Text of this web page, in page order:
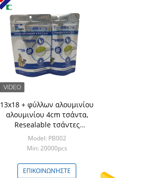
13x18 + φύλλων αλουμινίου
αλουμινίου 4cm τσάντα,
Resealable τσάντες
60microns σακουλών βαθμού
τροφίμων
Model: PB002
Min: 20000pcs
ΕΠΙΚΟΙΝΩΝΉΣΤΕ